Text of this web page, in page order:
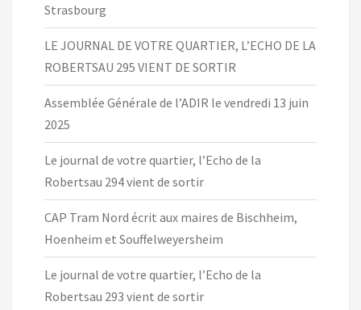
Strasbourg
LE JOURNAL DE VOTRE QUARTIER, L’ECHO DE LA
ROBERTSAU 295 VIENT DE SORTIR
Assemblée Générale de l’ADIR le vendredi 13 juin
2025
Le journal de votre quartier, l’Echo de la
Robertsau 294 vient de sortir
CAP Tram Nord écrit aux maires de Bischheim,
Hoenheim et Souffelweyersheim
Le journal de votre quartier, l’Echo de la
Robertsau 293 vient de sortir